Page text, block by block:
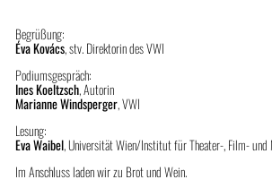
Begrüßung:
Éva Kovács, stv. Direktorin des VWI
Podiumsgespräch:
Ines Koeltzsch, Autorin
Marianne Windsperger, VWI
Lesung:
Eva Waibel, Universität Wien/Institut für Theater-, Film- und
Im Anschluss laden wir zu Brot und Wein.